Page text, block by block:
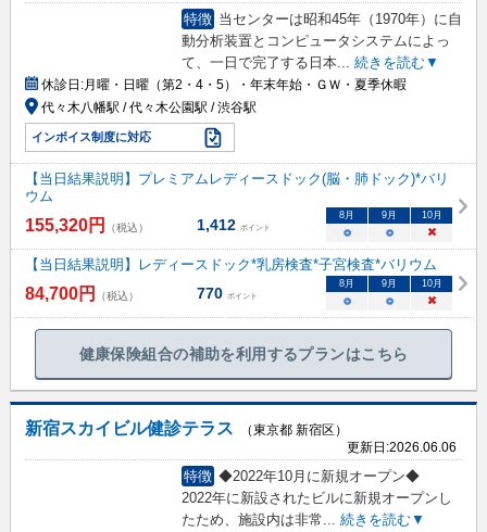
特徴 当センターは昭和45年（1970年）に自
動分析装置とコンピュータシステムによっ
て、一日で完了する日本... 続きを読む▼
休診日:月曜・日曜（第2・4・5）・年末年始・ＧＷ・夏季休暇
代々木八幡駅 / 代々木公園駅 / 渋谷駅
インボイス制度に対応
【当日結果説明】プレミアムレディースドック(脳・肺ドック)*バリ
ウム
155,320円 （税込） 1,412 ポイント
8月 9月 10月
○ ○ ×
【当日結果説明】レディースドック*乳房検査*子宮検査*バリウム
84,700円 （税込） 770 ポイント
8月 9月 10月
○ ○ ×
健康保険組合の補助を利用するプランはこちら
新宿スカイビル健診テラス
（東京都 新宿区）
更新日:2026.06.06
特徴 ◆2022年10月に新規オープン◆
2022年に新設されたビルに新規オープンし
たため、施設内は非常
続きを読む▼